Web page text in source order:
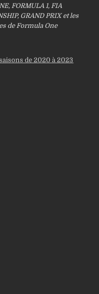
FORMULA 1, FIA
GRAND PRIX et les
de Formula One
de 2020 à 2023